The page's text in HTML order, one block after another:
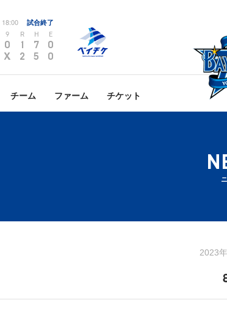
18:00 試合終了
9 R H E
0 1 7 0
X 2 5 0
チーム ファーム チケット